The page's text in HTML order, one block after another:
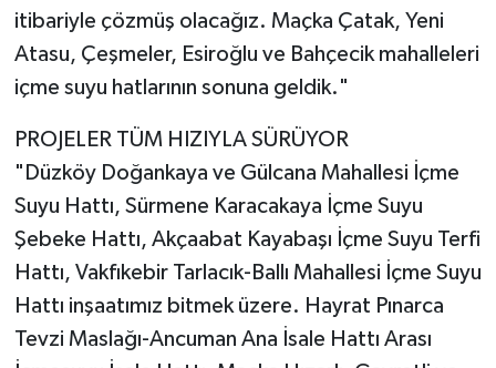
itibariyle çözmüş olacağız. Maçka Çatak, Yeni
Atasu, Çeşmeler, Esiroğlu ve Bahçecik mahalleleri
içme suyu hatlarının sonuna geldik."
PROJELER TÜM HIZIYLA SÜRÜYOR
"Düzköy Doğankaya ve Gülcana Mahallesi İçme
Suyu Hattı, Sürmene Karacakaya İçme Suyu
Şebeke Hattı, Akçaabat Kayabaşı İçme Suyu Terfi
Hattı, Vakfıkebir Tarlacık-Ballı Mahallesi İçme Suyu
Hattı inşaatımız bitmek üzere. Hayrat Pınarca
Tevzi Maslağı-Ancuman Ana İsale Hattı Arası